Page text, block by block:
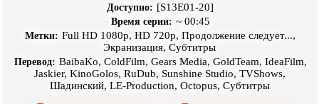
Про собак
Про снайперов Про супергероев
Про танки Про танцы
Про тюрьму Про футбол
Доступно: [S13E01-20]
Время серии: ~ 00:45
Метки: Full HD 1080p, HD 720p, Продолжение следует...,
Экранизация, Субтитры
Перевод: BaibaKo, ColdFilm, Gears Media, GoldTeam, IdeaFilm,
Jaskier, KinoGolos, RuDub, Sunshine Studio, TVShows,
Шадинский, LE-Production, Octopus, Субтитры